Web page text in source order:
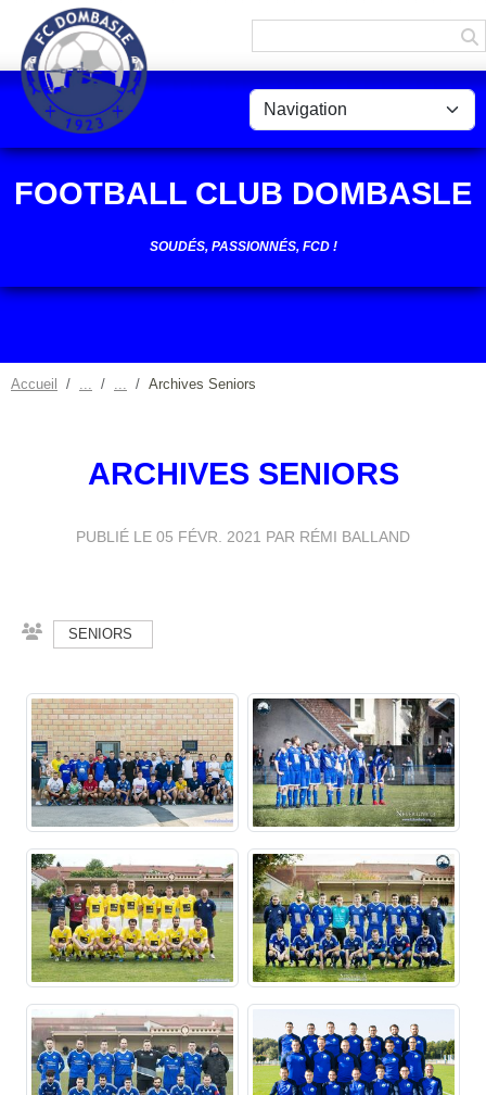
FOOTBALL CLUB DOMBASLE
SOUDÉS, PASSIONNÉS, FCD !
Accueil Archives Seniors
ARCHIVES SENIORS
PUBLIÉ LE 05 FÉVR. 2021 PAR RÉMI BALLAND
SENIORS
Panneau de gestion des cookies